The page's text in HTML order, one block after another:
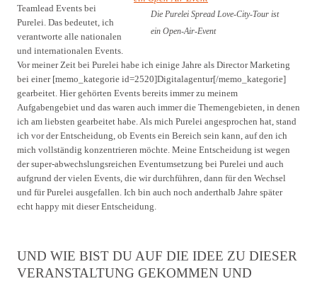
Die Purelei Spread Love-City-Tour ist
ein Open-Air-Event
Teamlead Events bei
Purelei. Das bedeutet, ich
verantworte alle nationalen
und internationalen Events.
Vor meiner Zeit bei Purelei habe ich einige Jahre als Director Marketing
bei einer [memo_kategorie id=2520]Digitalagentur[/memo_kategorie]
gearbeitet. Hier gehörten Events bereits immer zu meinem
Aufgabengebiet und das waren auch immer die Themengebieten, in denen
ich am liebsten gearbeitet habe. Als mich Purelei angesprochen hat, stand
ich vor der Entscheidung, ob Events ein Bereich sein kann, auf den ich
mich vollständig konzentrieren möchte. Meine Entscheidung ist wegen
der super-abwechslungsreichen Eventumsetzung bei Purelei und auch
aufgrund der vielen Events, die wir durchführen, dann für den Wechsel
und für Purelei ausgefallen. Ich bin auch noch anderthalb Jahre später
echt happy mit dieser Entscheidung.
UND WIE BIST DU AUF DIE IDEE ZU DIESER
VERANSTALTUNG GEKOMMEN UND